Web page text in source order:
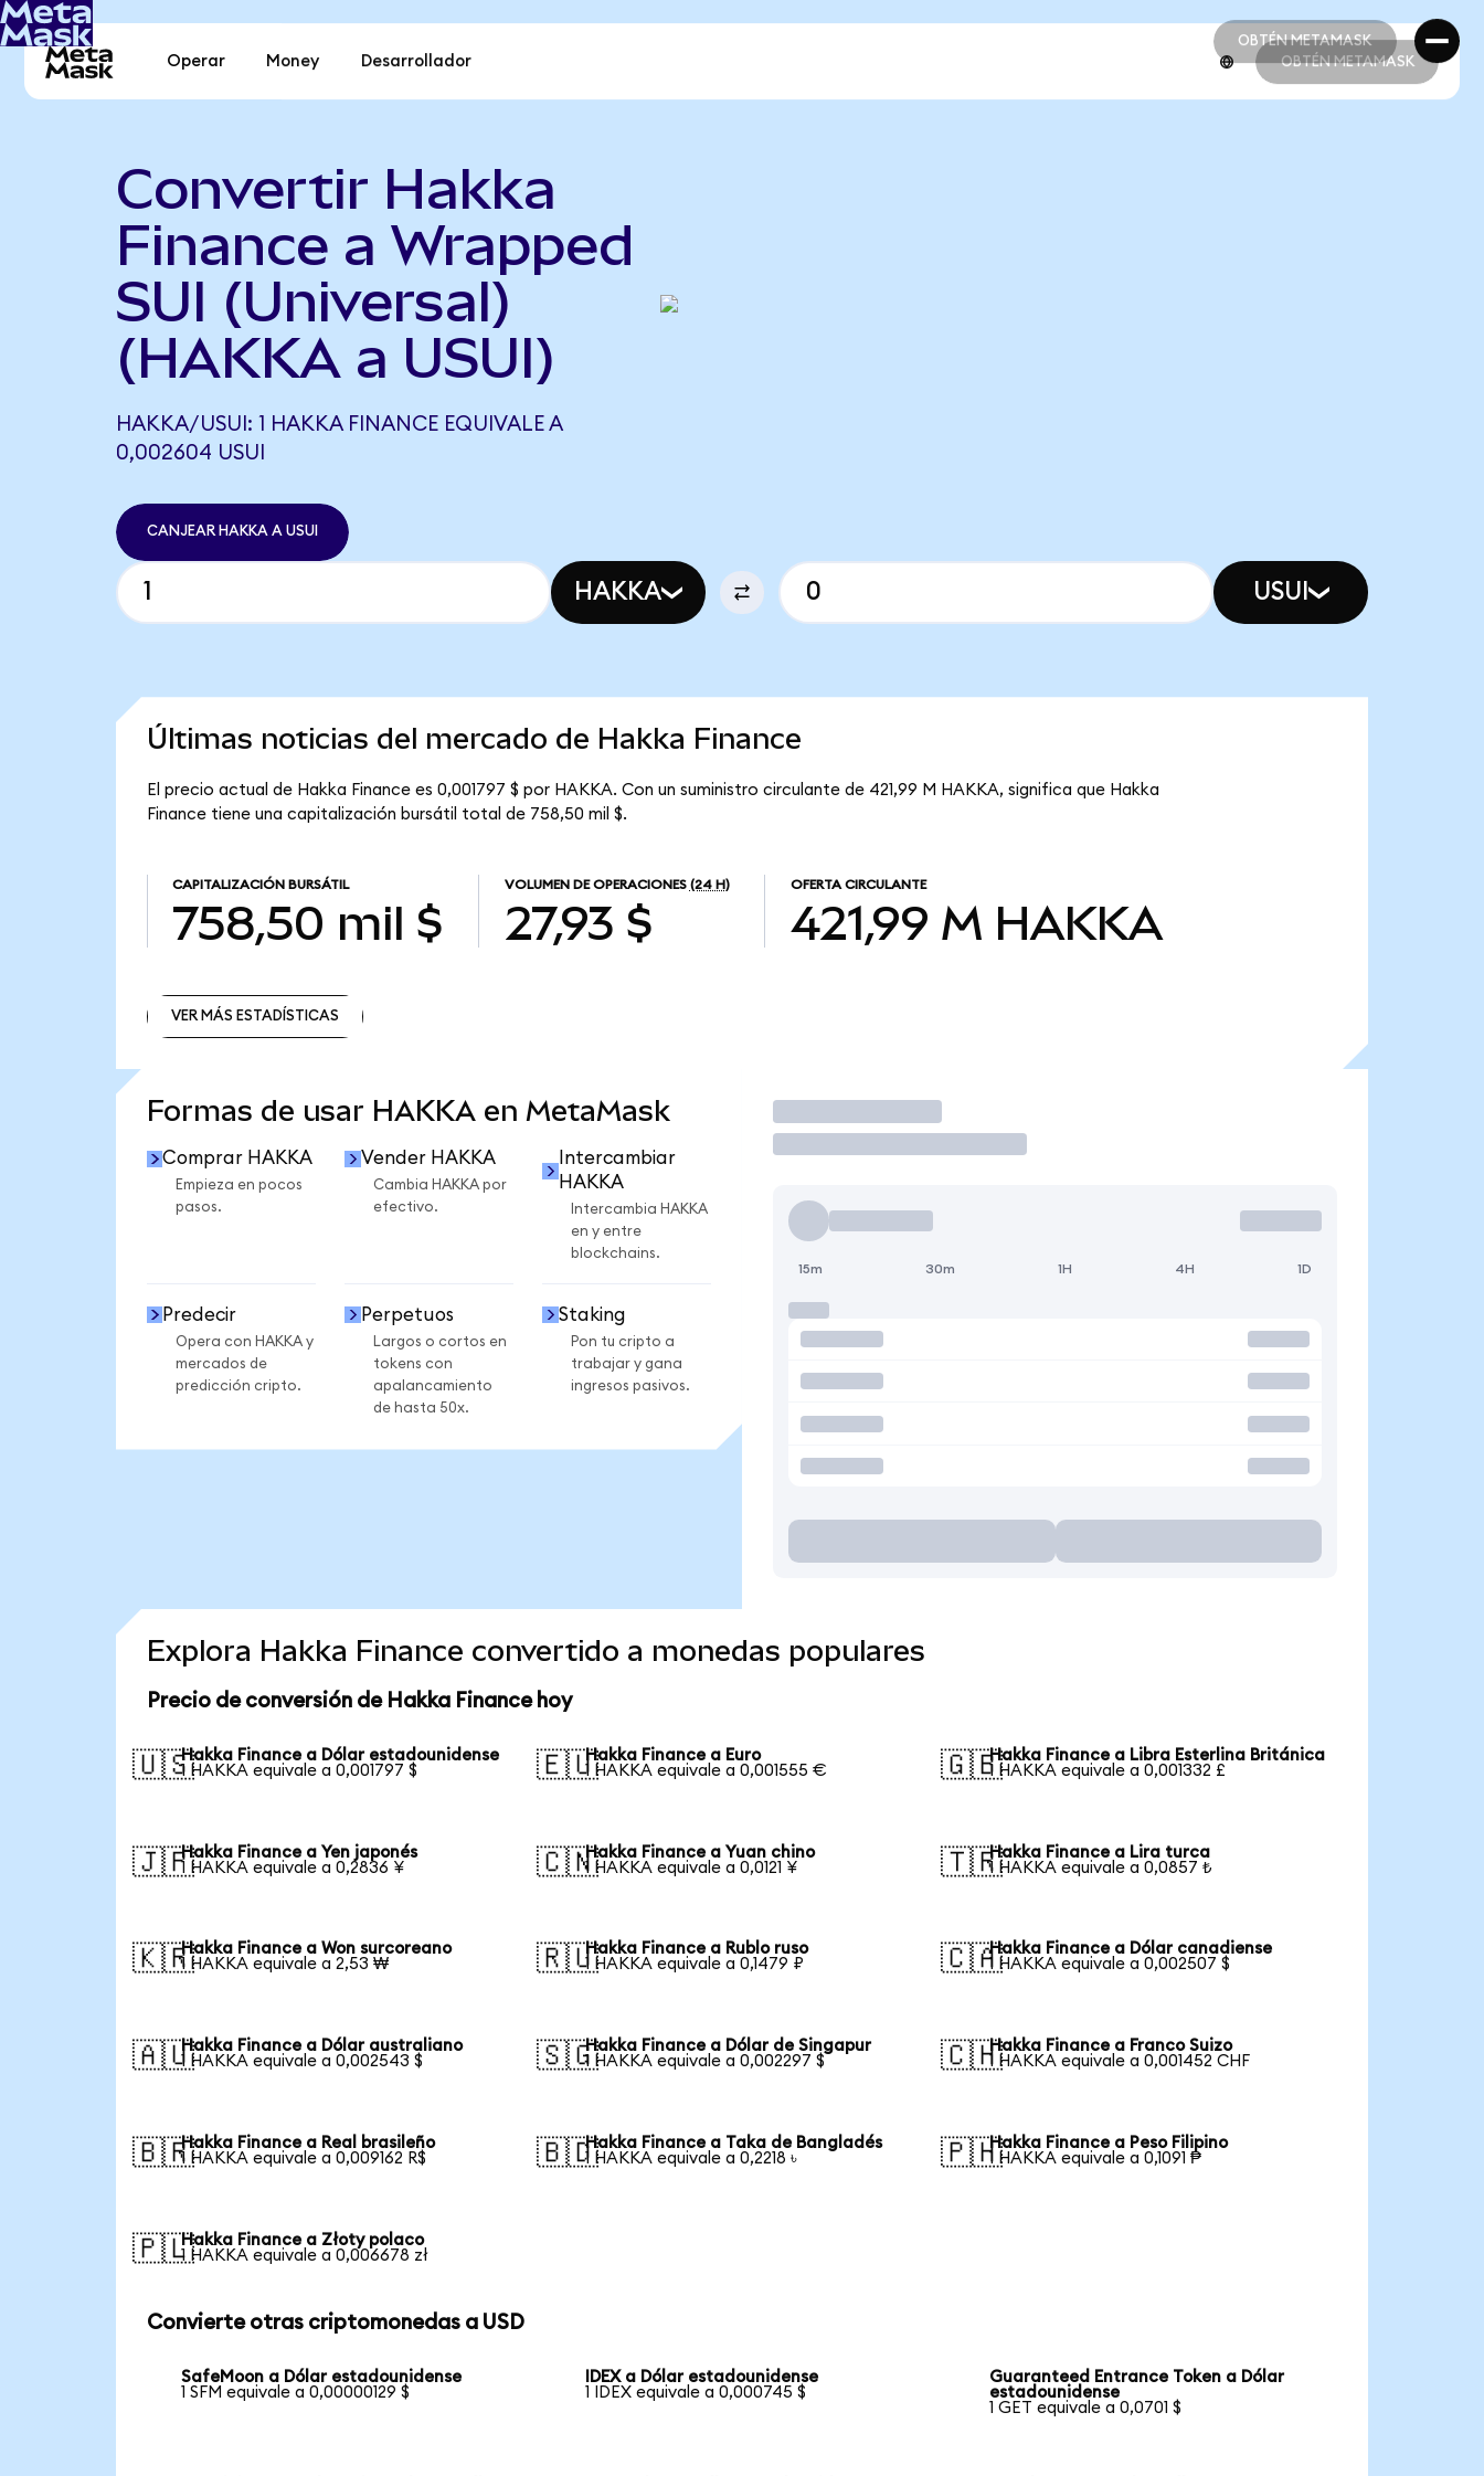
OBTÉN METAMASK
OBTÉN METAMASK
Operar Money Desarrollador OBTÉN METAMASK
Convertir Hakka
Finance a Wrapped
SUI (Universal)
(HAKKA a USUI)
HAKKA/USUI: 1 HAKKA FINANCE EQUIVALE A
0,002604 USUI
CANJEAR HAKKA A USUI
HAKKA USUI
Últimas noticias del mercado de Hakka Finance
El precio actual de Hakka Finance es 0,001797 $ por HAKKA. Con un suministro circulante de 421,99 M HAKKA, significa que Hakka
Finance tiene una capitalización bursátil total de 758,50 mil $.
CAPITALIZACIÓN BURSÁTIL
758,50 mil $
VOLUMEN DE OPERACIONES (24 H)
27,93 $
OFERTA CIRCULANTE
421,99 M HAKKA
VER MÁS ESTADÍSTICAS
Formas de usar HAKKA en MetaMask
Comprar HAKKA
Empieza en pocos
pasos.
Vender HAKKA
Cambia HAKKA por
efectivo.
Intercambiar
HAKKA
Intercambia HAKKA
en y entre
blockchains.
Predecir
Opera con HAKKA y
mercados de
predicción cripto.
Perpetuos
Largos o cortos en
tokens con
apalancamiento
de hasta 50x.
Staking
Pon tu cripto a
trabajar y gana
ingresos pasivos.
Operar
15m 30m 1H 4H 1D
Explora Hakka Finance convertido a monedas populares
Precio de conversión de Hakka Finance hoy
🇺🇸Hakka Finance a Dólar estadounidense
1 HAKKA equivale a 0,001797 $
🇪🇺Hakka Finance a Euro
1 HAKKA equivale a 0,001555 €
🇬🇧Hakka Finance a Libra Esterlina Británica
1 HAKKA equivale a 0,001332 £
🇯🇵Hakka Finance a Yen japonés
1 HAKKA equivale a 0,2836 ¥
🇨🇳Hakka Finance a Yuan chino
1 HAKKA equivale a 0,0121 ¥
🇹🇷Hakka Finance a Lira turca
1 HAKKA equivale a 0,0857 ₺
🇰🇷Hakka Finance a Won surcoreano
1 HAKKA equivale a 2,53 ₩
🇷🇺Hakka Finance a Rublo ruso
1 HAKKA equivale a 0,1479 ₽
🇨🇦Hakka Finance a Dólar canadiense
1 HAKKA equivale a 0,002507 $
🇦🇺Hakka Finance a Dólar australiano
1 HAKKA equivale a 0,002543 $
🇸🇬Hakka Finance a Dólar de Singapur
1 HAKKA equivale a 0,002297 $
🇨🇭Hakka Finance a Franco Suizo
1 HAKKA equivale a 0,001452 CHF
🇧🇷Hakka Finance a Real brasileño
1 HAKKA equivale a 0,009162 R$
🇧🇩Hakka Finance a Taka de Bangladés
1 HAKKA equivale a 0,2218 ৳
🇵🇭Hakka Finance a Peso Filipino
1 HAKKA equivale a 0,1091 ₱
🇵🇱Hakka Finance a Złoty polaco
1 HAKKA equivale a 0,006678 zł
Convierte otras criptomonedas a USD
SafeMoon a Dólar estadounidense
1 SFM equivale a 0,00000129 $
IDEX a Dólar estadounidense
1 IDEX equivale a 0,000745 $
Guaranteed Entrance Token a Dólar
estadounidense
1 GET equivale a 0,0701 $